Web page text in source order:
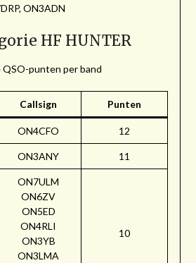
ON3ADN
HF HUNTER
QSO-punten per band
Callsign Punten
ON4CFO 12
ON3ANY 11
ON7ULM
ON6ZV
ON5ED
ON4RLI
ON3YB
ON3LMA
10